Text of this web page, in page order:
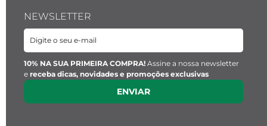
NEWSLETTER
10% NA SUA PRIMEIRA COMPRA! Assine a nossa newsletter
e receba dicas, novidades e promoções exclusivas
ENVIAR